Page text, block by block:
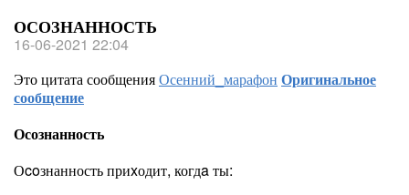
ОСОЗНАННОСТЬ
16-06-2021 22:04
Это цитата сообщенияОсенний_марафон Оригинальное
сообщение
Осознанность
Оcoзнанность приxодит, когдa ты: